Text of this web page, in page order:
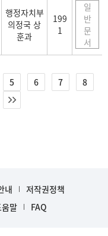
행정자치부
의정국 상
훈과
199
1
일
반
문
서
5 6 7
8
내
저작권정책
말 FAQ